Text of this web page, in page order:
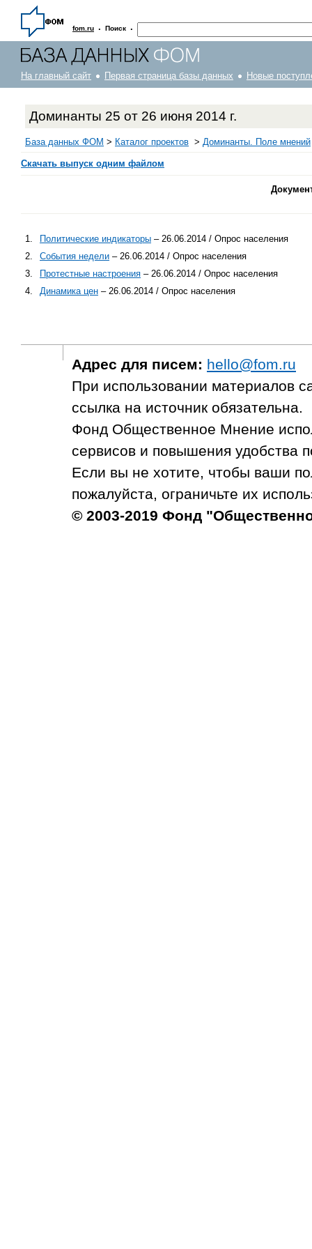
fom.ru · Поиск ·
На главный сайт Первая страница базы данных Новые
Доминанты 25 от 26 июня 2014 г.
База данных ФОМ > Каталог проектов > Доминанты. Поле мнений
Скачать выпуск одним файлом
1. Политические индикаторы – 26.06.2014 / Опрос населения
2.
События недели – 26.06.2014 / Опрос населения
3.
Протестные настроения – 26.06.2014 / Опрос населения
4.
Динамика цен – 26.06.2014 / Опрос населения
Адрес для писем: hello@fom.ru
При использовании материалов
ссылка на источник обязательна.
Фонд Общественное Мнение
сервисов и повышения удобства
Если вы не хотите, чтобы ваши
пожалуйста, ограничьте их
© 2003-2019 Фонд